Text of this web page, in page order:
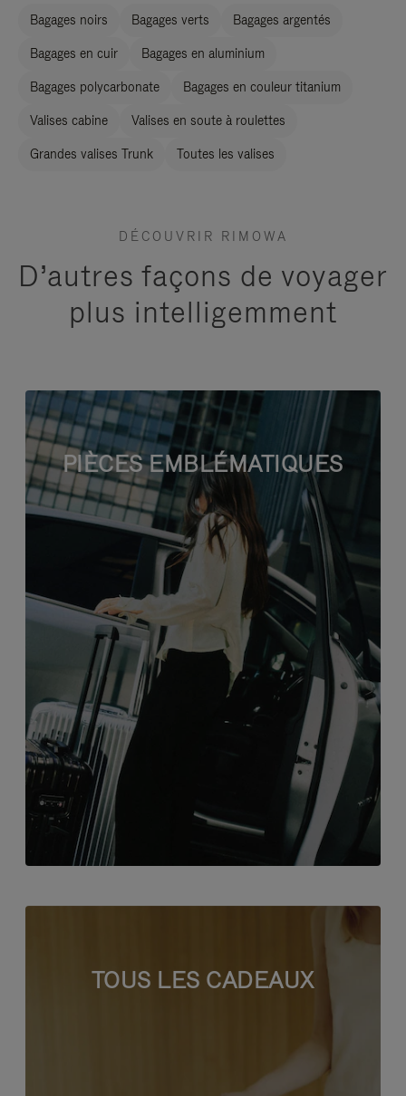
Bagages noirs Bagages verts Bagages argentés
Bagages en cuir Bagages en aluminium
Bagages polycarbonate Bagages en couleur titanium
Valises cabine Valises en soute à roulettes
Grandes valises Trunk Toutes les valises
DÉCOUVRIR RIMOWA
D’autres façons de voyager
plus intelligemment
PIÈCES EMBLÉMATIQUES
TOUS LES CADEAUX